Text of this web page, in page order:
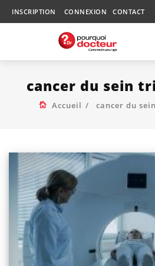
INSCRIPTION CONNEXION CONTACT
cancer du sein
Accueil cancer du